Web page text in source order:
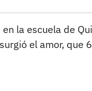
la escuela de
el amor, que